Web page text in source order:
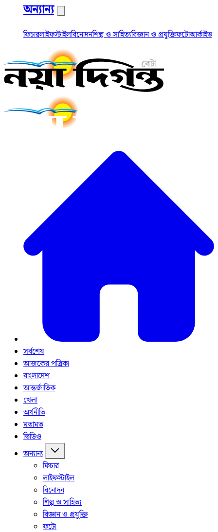
অন্যান্য
ফিচারলাইফস্টাইলবিনোদনশিল্প ও সাহিত্যবিজ্ঞান ও প্রযুক্তিফটোআর্কাইভ
সর্বশেষ
আজকের পত্রিকা
বাংলাদেশ
আন্তর্জাতিক
খেলা
অর্থনীতি
মতামত
ভিডিও
অন্যান্য
ফিচার
লাইফস্টাইল
বিনোদন
শিল্প ও সাহিত্য
বিজ্ঞান ও প্রযুক্তি
ফটো